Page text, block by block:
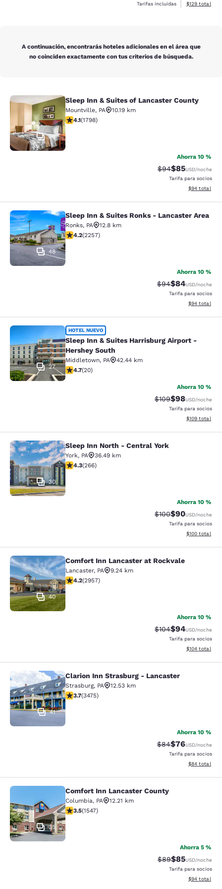
Tarifas incluidas
Ver detalles
$129 total
A continuación, encontrarás hoteles adicionales en el área que
no coinciden exactamente con tus criterios de búsqueda.
Sleep Inn & Suites of Lancaster
36
Sleep Inn & Suites of Lancaster County
Mountville, PA
10.19 km
calificación de 4.09 estrellas. Muy bueno. 1798
4.1(1798)
Ahorra 10 %
Precio tachado:
$94Precio con
$85USD/noche
Tarifa para socios
Ver detalles
$94 total
Sleep Inn & Suites Ronks -
48
Sleep Inn & Suites Ronks - Lancaster Area
Ronks, PA
12.8 km
calificación de 4.16 estrellas. Muy bueno. 2257
4.2(2257)
Ahorra 10 %
Precio tachado:
$94Precio con
$84USD/noche
Tarifa para socios
Ver detalles
$94 total
Sleep Inn & Suites Harrisburg
27
HOTEL NUEVO
Sleep Inn & Suites Harrisburg Airport -
Hershey South
Middletown, PA
42.44 km
calificación de 4.7 estrellas. Excepcional. 20 reseñas
4.7(20)
Ahorra 10 %
Precio tachado:
$109Precio con
$98USD/noche
Tarifa para socios
Ver detalles
$109 total
Sleep Inn North - Central York
30
Sleep Inn North - Central York
York, PA
36.49 km
calificación de 4.27 estrellas. Excelente. 266 reseñas
4.3(266)
Ahorra 10 %
Precio tachado:
$100Precio con
$90USD/noche
Tarifa para socios
Ver detalles
$100 total
Comfort Inn Lancaster at Rockvale
40
Comfort Inn Lancaster at Rockvale
Lancaster, PA
9.24 km
calificación de 4.2 estrellas. Excelente. 2957 reseñas
4.2(2957)
Ahorra 10 %
Precio tachado:
$104Precio con
$94USD/noche
Tarifa para socios
Ver detalles
$104 total
Clarion Inn Strasburg - Lancaster
41
Clarion Inn Strasburg - Lancaster
Strasburg, PA
12.53 km
calificación de 3.68 estrellas. Bueno. 3475 reseñas
3.7(3475)
Ahorra 10 %
Precio tachado:
$84Precio con
$76USD/noche
Tarifa para socios
Ver detalles
$84 total
Comfort Inn Lancaster County
35
Comfort Inn Lancaster County
Columbia, PA
12.21 km
calificación de 3.45 estrellas. Bueno. 1547 reseñas
3.5(1547)
Ahorra 5 %
Precio tachado:
$89Precio con
$85USD/noche
Tarifa para socios
Ver detalles
$94 total